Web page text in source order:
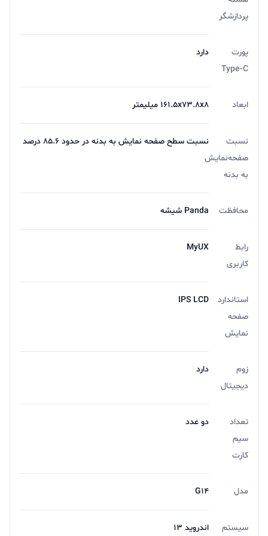
فروشگاه اینترنتی آریا
برای خرید
محصولات از فروشگاه اینترنتی آریا با مشاورین فروش ما در
تماس باشید.
تجربه یه حس خوب از خرید ツ
پردازشگر
پورت
Type-C
دارد
ابعاد 161.5x73.8x8 میلیمتر
نسبت
صفحه‌نمایش
به بدنه
نسبت سطح صفحه نمایش به بدنه در حدود 85.6 درصد
محافظت Panda شیشه
رابط
کاربری
MyUX
استاندارد
صفحه
نمایش
IPS LCD
زوم
دیجیتال
دارد
تعداد
سیم
کارت
دو عدد
مدل G14
سیستم
اندروید 13